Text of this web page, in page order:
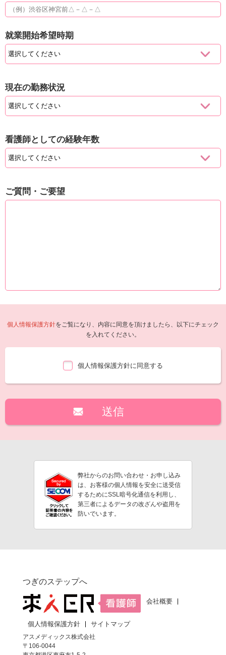
就業開始希望時期
現在の勤務状況
看護師としての経験年数
ご質問・ご要望
個人情報保護方針をご覧になり、内容に同意を頂けましたら、以下にチェック
を入れてください。
個人情報保護方針に同意する
弊社からのお問い合わせ・お申し込み
は、お客様の個人情報を安全に送受信
するためにSSL暗号化通信を利用し、
第三者によるデータの改ざんや盗用を
防いでいます。
つぎのステップへ
会社概要
個人情報保護方針
サイトマップ
アスメディックス株式会社
〒106-0044